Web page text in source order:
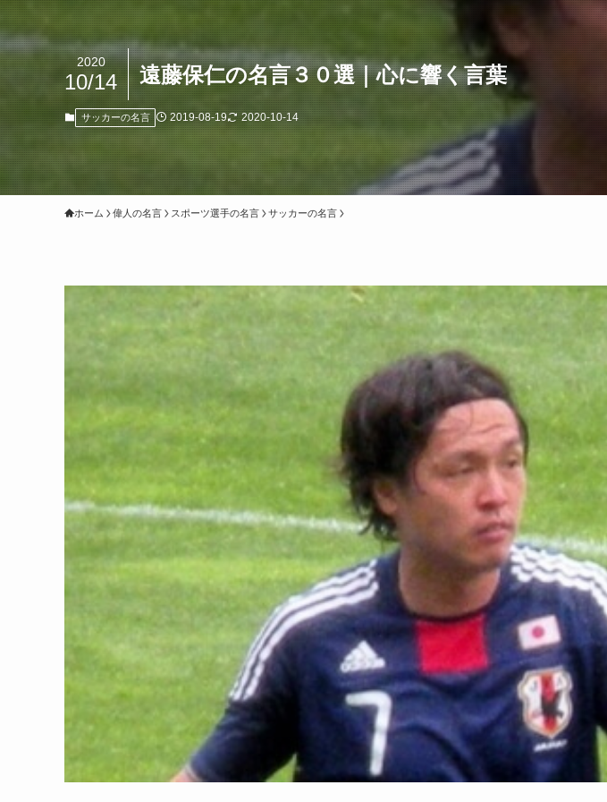
遠藤保仁の名言３０選｜心に響く言葉
2020
10/14
サッカーの名言 2019-08-19 2020-10-14
ホーム 偉人の名言 スポーツ選手の名言 サッカーの名言